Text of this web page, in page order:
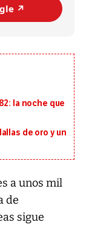
↗️
la noche que
de oro y un
a unos mil
de
sigue